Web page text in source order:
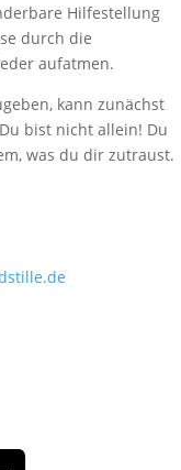
Hilfestellung
durch die
aufatmen.
kann zunächst
bist nicht allein! Du
was du dir zutraust.